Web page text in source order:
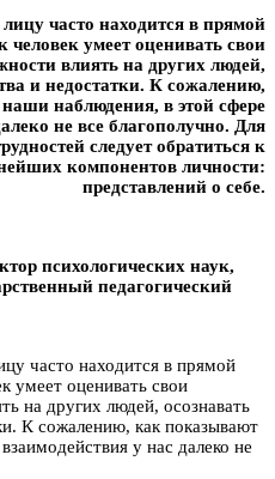
часто находится в прямой
человек умеет оценивать свои
влиять на других людей,
и недостатки. К сожалению,
наблюдения, в этой сфере
не все благополучно. Для
следует обратиться к
компонентов личности:
представлений о себе.
психологических наук,
педагогический
часто находится в прямой
умеет оценивать свои
на других людей, осознавать
К сожалению, как показывают
у нас далеко не